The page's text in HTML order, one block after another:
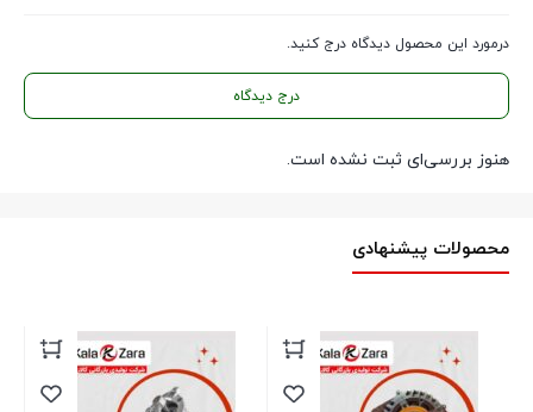
تقویتی می‌پردازیم.
ویژگی‌ها
کیفیت و استانداردهای بین‌المللی تولید شده است که باعث افزایش
مقاومت در برابر حرارت و فشار
مختلف دارد.
بهبود انتقال جریان الکتریکی
: طراحی منحصر به فرد ووایرشمع کالازارا
درمورد این محصول دیدگاه درج کنید.
درج دیدگاه
هنوز بررسی‌ای ثبت نشده است.
محصولات پیشنهادی